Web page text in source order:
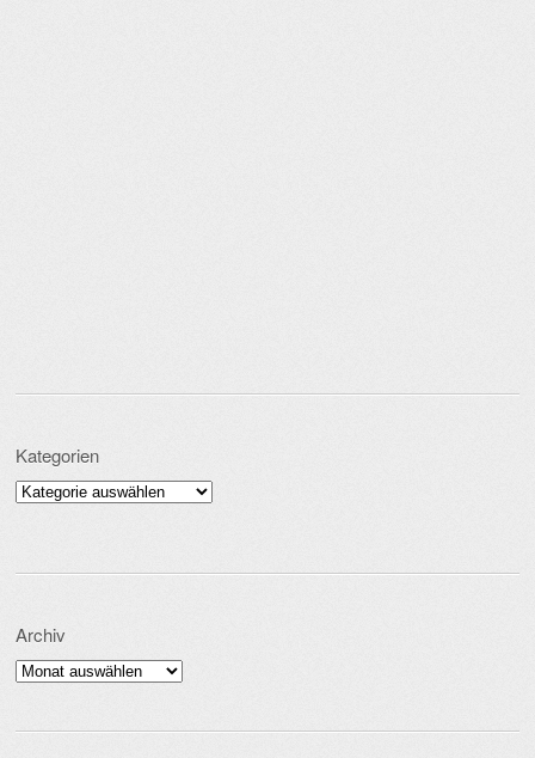
Kategorien
Kategorien
Archiv
Archiv